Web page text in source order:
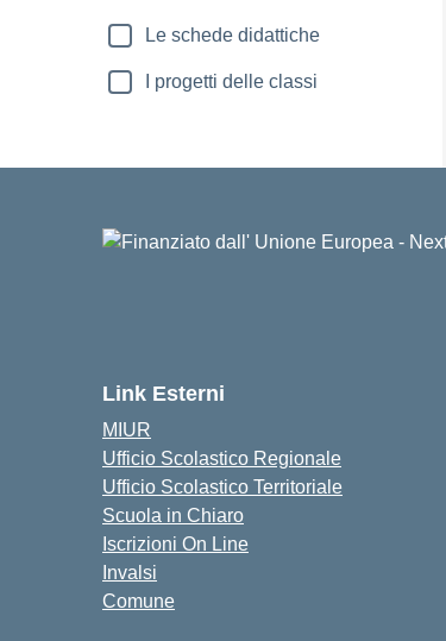
Le schede didattiche
I progetti delle classi
Link Esterni
MIUR
Ufficio Scolastico Regionale
Ufficio Scolastico Territoriale
Scuola in Chiaro
Iscrizioni On Line
Invalsi
Comune